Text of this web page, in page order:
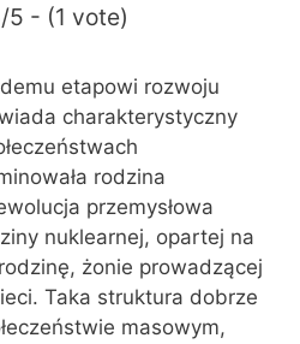
5 - (1 vote)
etapowi rozwoju
charakterystyczny
rodzina
przemysłowa
nuklearnej, opartej na
żonie prowadzącej
Taka struktura dobrze
masowym,